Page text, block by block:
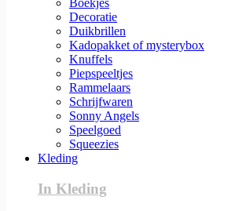
Boekjes
Decoratie
Duikbrillen
Kadopakket of mysterybox
Knuffels
Piepspeeltjes
Rammelaars
Schrijfwaren
Sonny Angels
Speelgoed
Squeezies
Kleding
In Kleding